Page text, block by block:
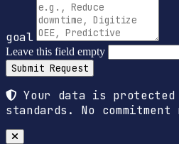
goal
Leave this field empty
Submit Request
Your data is protected
standards. No